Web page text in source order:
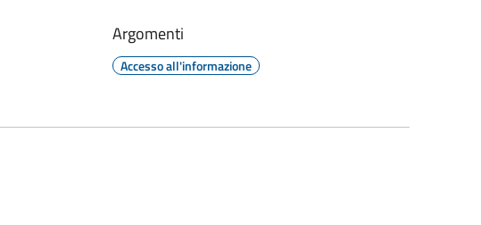
Argomenti
Accesso all'informazione